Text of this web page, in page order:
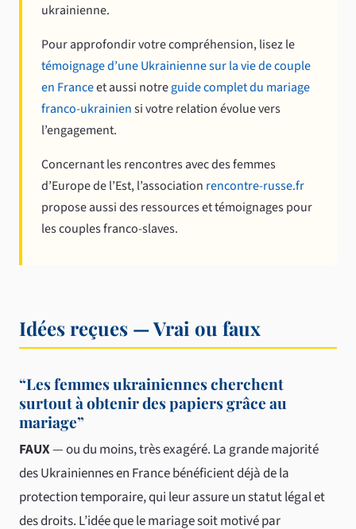
ukrainienne.
Pour approfondir votre compréhension, lisez le
témoignage d’une Ukrainienne sur la vie de couple
en Franceet aussi notreguide complet du mariage
franco-ukrainiensi votre relation évolue vers
l’engagement.
Concernant les rencontres avec des femmes
d’Europe de l’Est, l’association rencontre-russe.fr
propose aussi des ressources et témoignages pour
les couples franco-slaves.
Idées reçues — Vrai ou faux
“Les femmes ukrainiennes cherchent
surtout à obtenir des papiers grâce au
mariage”
FAUX— ou du moins, très exagéré. La grande majorité
des Ukrainiennes en France bénéficient déjà de la
protection temporaire, qui leur assure un statut légal et
des droits. L’idée que le mariage soit motivé par